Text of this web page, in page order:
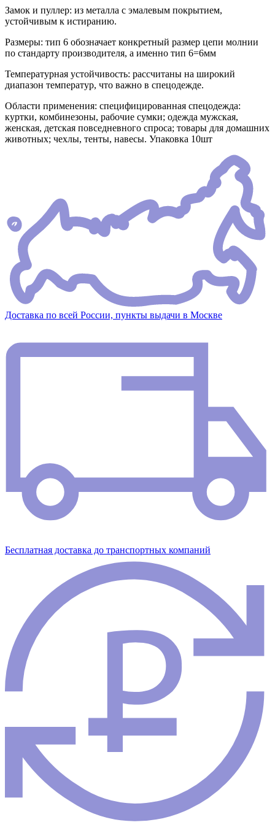
Замок и пуллер: из металла с эмалевым покрытием,
устойчивым к истиранию.
Размеры: тип 6 обозначает конкретный размер цепи молнии
по стандарту производителя, а именно тип 6=6мм
Температурная устойчивость: рассчитаны на широкий
диапазон температур, что важно в спецодежде.
Области применения: специфицированная спецодежда:
куртки, комбинезоны, рабочие сумки; одежда мужская,
женская, детская повседневного спроса; товары для домашних
животных; чехлы, тенты, навесы. Упаковка 10шт
Доставка по всей России, пункты выдачи в Москве
Бесплатная доставка до транспортных компаний